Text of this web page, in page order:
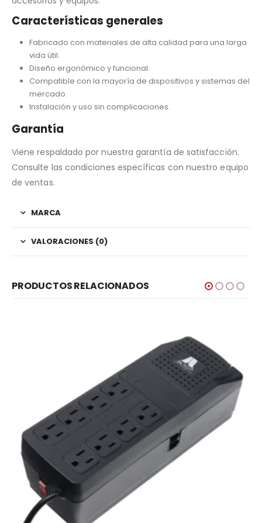
Características generales
Fabricado con materiales de alta calidad para una larga
vida útil.
Diseño ergonómico y funcional.
Compatible con la mayoría de dispositivos y sistemas del
mercado.
Instalación y uso sin complicaciones.
Garantía
Viene respaldado por nuestra garantía de satisfacción.
Consulte las condiciones específicas con nuestro equipo
de ventas.
MARCA
VALORACIONES (0)
PRODUCTOS RELACIONADOS